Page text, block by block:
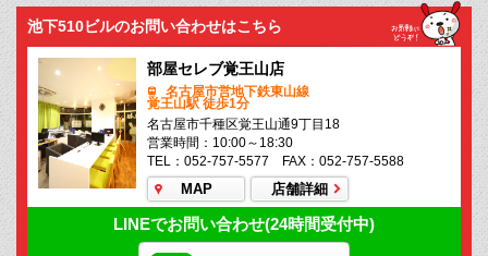
池下510ビルのお問い合わせはこちら
部屋セレブ覚王山店
名古屋市営地下鉄東山線
覚王山駅 徒歩1分
名古屋市千種区覚王山通9丁目18
営業時間：10:00～18:30
TEL：052-757-5577 FAX：052-757-5588
MAP 店舗詳細
LINEでお問い合わせ(24時間受付中)